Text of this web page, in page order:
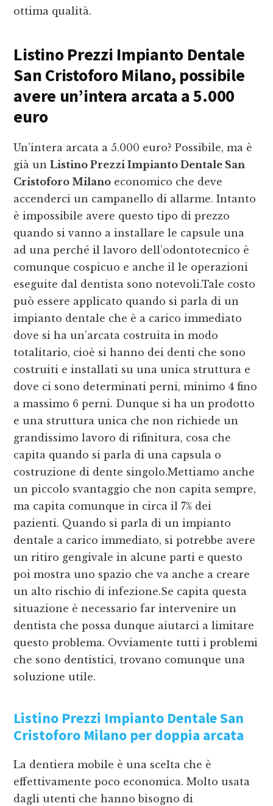
ottima qualità.
Listino Prezzi Impianto Dentale
San Cristoforo Milano, possibile
avere un’intera arcata a 5.000
euro
Un’intera arcata a 5.000 euro? Possibile, ma è
già unListino Prezzi Impianto Dentale San
Cristoforo Milano economico che deve
accenderci un campanello di allarme. Intanto
è impossibile avere questo tipo di prezzo
quando si vanno a installare le capsule una
ad una perché il lavoro dell’odontotecnico è
comunque cospicuo e anche il le operazioni
eseguite dal dentista sono notevoli.Tale costo
può essere applicato quando si parla di un
impianto dentale che è a carico immediato
dove si ha un’arcata costruita in modo
totalitario, cioè si hanno dei denti che sono
costruiti e installati su una unica struttura e
dove ci sono determinati perni, minimo 4 fino
a massimo 6 perni. Dunque si ha un prodotto
e una struttura unica che non richiede un
grandissimo lavoro di rifinitura, cosa che
capita quando si parla di una capsula o
costruzione di dente singolo.Mettiamo anche
un piccolo svantaggio che non capita sempre,
ma capita comunque in circa il 7% dei
pazienti. Quando si parla di un impianto
dentale a carico immediato, si potrebbe avere
un ritiro gengivale in alcune parti e questo
poi mostra uno spazio che va anche a creare
un alto rischio di infezione.Se capita questa
situazione è necessario far intervenire un
dentista che possa dunque aiutarci a limitare
questo problema. Ovviamente tutti i problemi
che sono dentistici, trovano comunque una
soluzione utile.
Listino Prezzi Impianto Dentale San
Cristoforo Milano per doppia arcata
La dentiera mobile è una scelta che è
effettivamente poco economica. Molto usata
dagli utenti che hanno bisogno di